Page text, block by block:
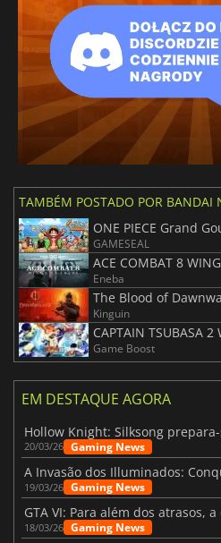
TAMBÉM POSTADO POR BANDAI
ONE PIECE Grand
GAMESEAL
ACE COMBAT 8
Eneba
The Blood of
Kinguin
CAPTAIN TSUBASA 2
Game Boost
EM DESTAQUE AGORA
20/03/26 Gaming News
19/03/26 Gaming News
18/03/26 Gaming News